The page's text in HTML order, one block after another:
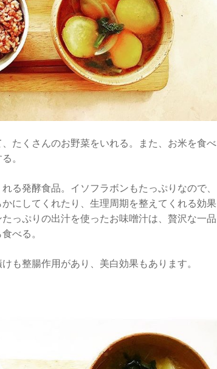
たくさんのお野菜をいれる。また、お米を食べ
。
る発酵食品。イソフラボンもたっぷりなので、
にしてくれたり、生理周期を整えてくれる効果
っぷりの出汁を使ったお味噌汁は、贅沢な一品
べる。
も整腸作用があり、美白効果もあります。